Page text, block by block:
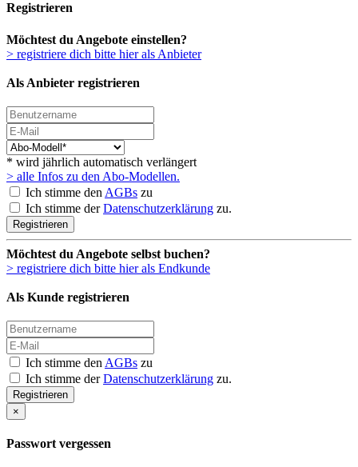
Registrieren
Möchtest du Angebote einstellen?
> registriere dich bitte hier als Anbieter
Als Anbieter registrieren
* wird jährlich automatisch verlängert
> alle Infos zu den Abo-Modellen.
Ich stimme den AGBs zu
Ich stimme derDatenschutzerklärung zu.
Registrieren
Möchtest du Angebote selbst buchen?
> registriere dich bitte hier als Endkunde
Als Kunde registrieren
Ich stimme den AGBs zu
Ich stimme derDatenschutzerklärung zu.
Registrieren
×
Passwort vergessen